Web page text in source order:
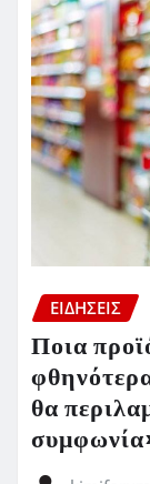
ΕΙΔΗΣΕΙΣ
Ποια
θα